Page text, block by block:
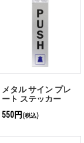
メタル サイン プレ
ート ステッカー
縦)
550円 (税込)